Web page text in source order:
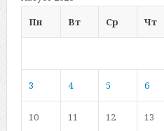
Пн
Вт Ср Чт
3 4 5 6
10 11 12 13